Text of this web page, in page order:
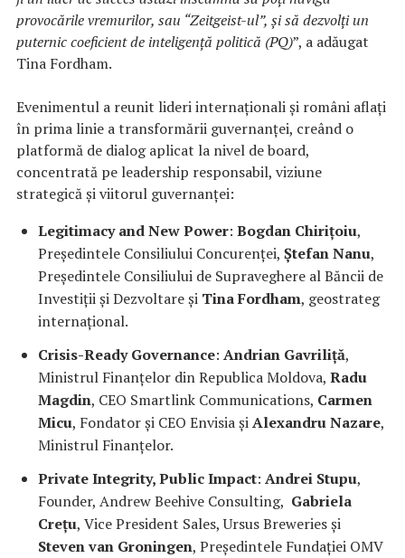
provocările vremurilor, sau “Zeitgeist-ul”, și să dezvolți un
puternic coeficient de inteligență politică (PQ)”, a adăugat
Tina Fordham.
Evenimentul a reunit lideri internaționali și români aflați
în prima linie a transformării guvernanței, creând o
platformă de dialog aplicat la nivel de board,
concentrată pe leadership responsabil, viziune
strategică și viitorul guvernanței:
Legitimacy and New Power: Bogdan Chirițoiu,
Președintele Consiliului Concurenței, Ștefan Nanu,
Președintele Consiliului de Supraveghere al Băncii de
Investiții și Dezvoltare și Tina Fordham, geostrateg
internațional.
Crisis-Ready Governance: Andrian Gavriliță,
Ministrul Finanțelor din Republica Moldova, Radu
Magdin, CEO Smartlink Communications, Carmen
Micu, Fondator și CEO Envisia șiAlexandru Nazare,
Ministrul Finanțelor.
Private Integrity, Public Impact: Andrei Stupu,
Founder, Andrew Beehive Consulting, Gabriela
Crețu, Vice President Sales, Ursus Breweries și
Steven van Groningen, Președintele Fundației OMV